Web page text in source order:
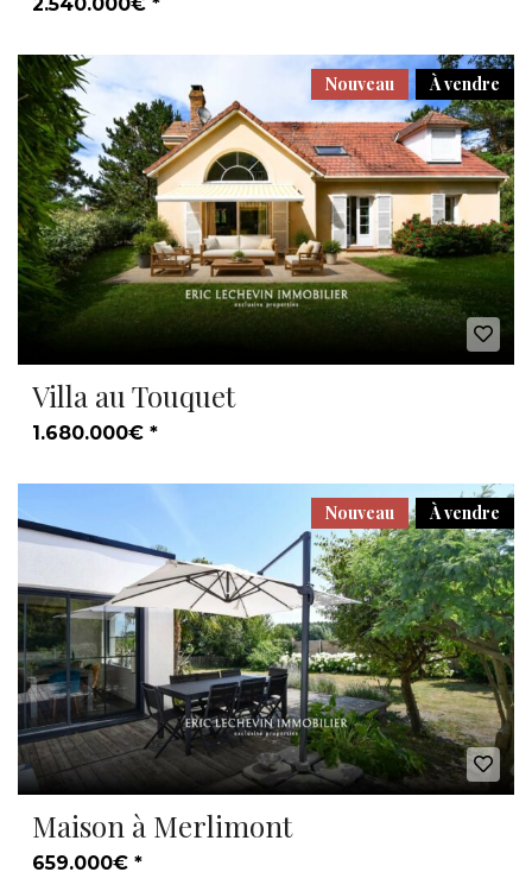
À vendre
Nouveau
Villa au Touquet
1.680.000€ *
À vendre
Nouveau
Maison à Merlimont
659.000€ *